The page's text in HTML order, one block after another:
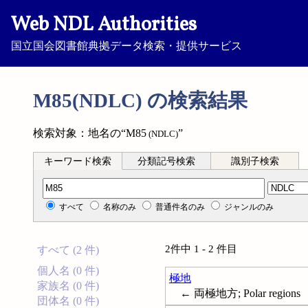
Web NDL Authorities
国立国会図書館典拠データ検索・提供サービス
M85(NDLC) の検索結果
検索対象：地名の“M85 (NDLC)”
キーワード検索 分類記号検索 識別子検索
分類記号検索
すべて 名称のみ 普通件名のみ ジャンルのみ
すべて (2 件)
個人名 (0 件)
家族名 (0 件)
団体名 (0 件)
2件中 1 - 2 件目
極地
← 両極地方; Polar regions